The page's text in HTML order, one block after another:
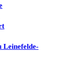
Leinefelde-